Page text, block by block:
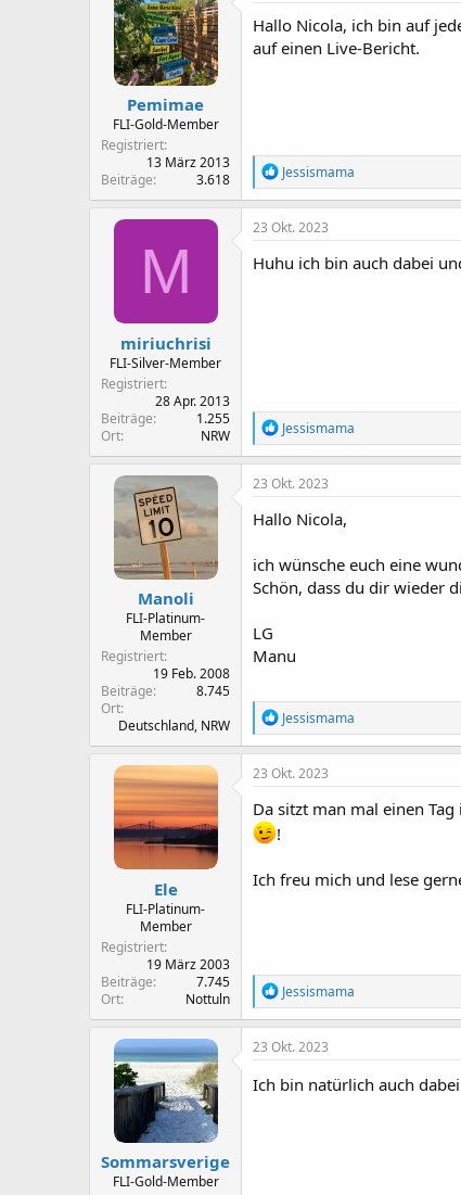
o
n
Pemimae
FLI-Gold-Member
Registriert
13 März 2013
Beiträge
3.618
Hallo Nicola, ich bin auf
auf einen Live-Bericht.
R
e
a
k
i
o
Jessismama
M
miriuchrisi
FLI-Silver-Member
Registriert
28 Apr. 2013
Beiträge
1.255
Ort
NRW
23 Okt. 2023
Huhu ich bin auch dabei
R
e
a
k
o
e
n
:
Jessismama
Manoli
FLI-Platinum-
Member
Registriert
19 Feb. 2008
Beiträge
8.745
Ort
Deutschland, NRW
23 Okt. 2023
Hallo Nicola,
ich wünsche euch eine
Schön, dass du dir wieder
LG
Manu
R
e
a
k
i
o
n
:
Jessismama
Ele
FLI-Platinum-
Member
Registriert
19 März 2003
Beiträge
7.745
Ort
Nottuln
23 Okt. 2023
Da sitzt man mal einen
!
Ich freu mich und lese
R
e
a
k
i
o
Jessismama
Sommarsverige
FLI-Gold-Member
23 Okt. 2023
Ich bin natürlich auch